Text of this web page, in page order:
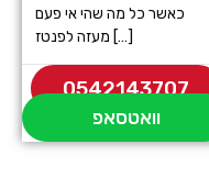
כאשר כל מה שהי אי פעם
מעזה לפנטז […]
0542143707
וואטסאפ